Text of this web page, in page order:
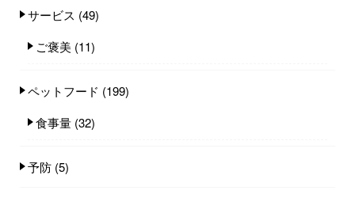
サービス (49)
ご褒美 (11)
ペットフード (199)
食事量 (32)
予防 (5)